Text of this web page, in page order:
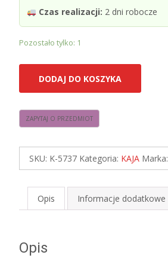
Czas realizacji: 2 dni robocze
Pozostało tylko: 1
K-
5737
z
serii
DODAJ DO KOSZYKA
SKU: K-5737 Kategoria: KAJA Marka:
Opis Informacje dodatkowe
Opis